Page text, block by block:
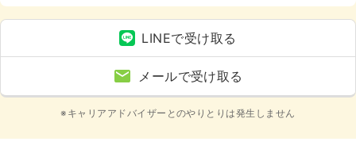
LINEで受け取る
メールで受け取る
※キャリアアドバイザーとのやりとりは発生しません